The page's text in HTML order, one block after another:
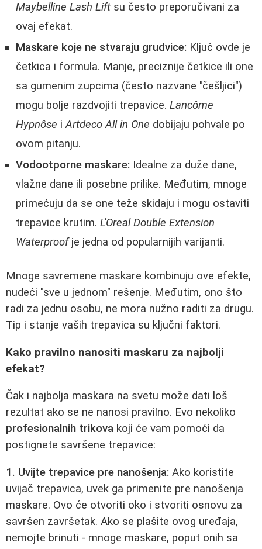
Maybelline Lash Lift su često preporučivani za
ovaj efekat.
Maskare koje ne stvaraju grudvice: Ključ ovde je
četkica i formula. Manje, preciznije četkice ili one
sa gumenim zupcima (često nazvane "češljici")
mogu bolje razdvojiti trepavice. Lancôme
Hypnôse iArtdeco All in One dobijaju pohvale po
ovom pitanju.
Vodootporne maskare: Idealne za duže dane,
vlažne dane ili posebne prilike. Međutim, mnoge
primećuju da se one teže skidaju i mogu ostaviti
trepavice krutim. L'Oreal Double Extension
Waterproofje jedna od popularnijih varijanti.
Mnoge savremene maskare kombinuju ove efekte,
nudeći "sve u jednom" rešenje. Međutim, ono što
radi za jednu osobu, ne mora nužno raditi za drugu.
Tip i stanje vaših trepavica su ključni faktori.
Kako pravilno nanositi maskaru za najbolji
efekat?
Čak i najbolja maskara na svetu može dati loš
rezultat ako se ne nanosi pravilno. Evo nekoliko
profesionalnih trikova koji će vam pomoći da
postignete savršene trepavice:
1. Uvijte trepavice pre nanošenja: Ako koristite
uvijač trepavica, uvek ga primenite pre nanošenja
maskare. Ovo će otvoriti oko i stvoriti osnovu za
savršen završetak. Ako se plašite ovog uređaja,
nemojte brinuti - mnoge maskare, poput onih sa